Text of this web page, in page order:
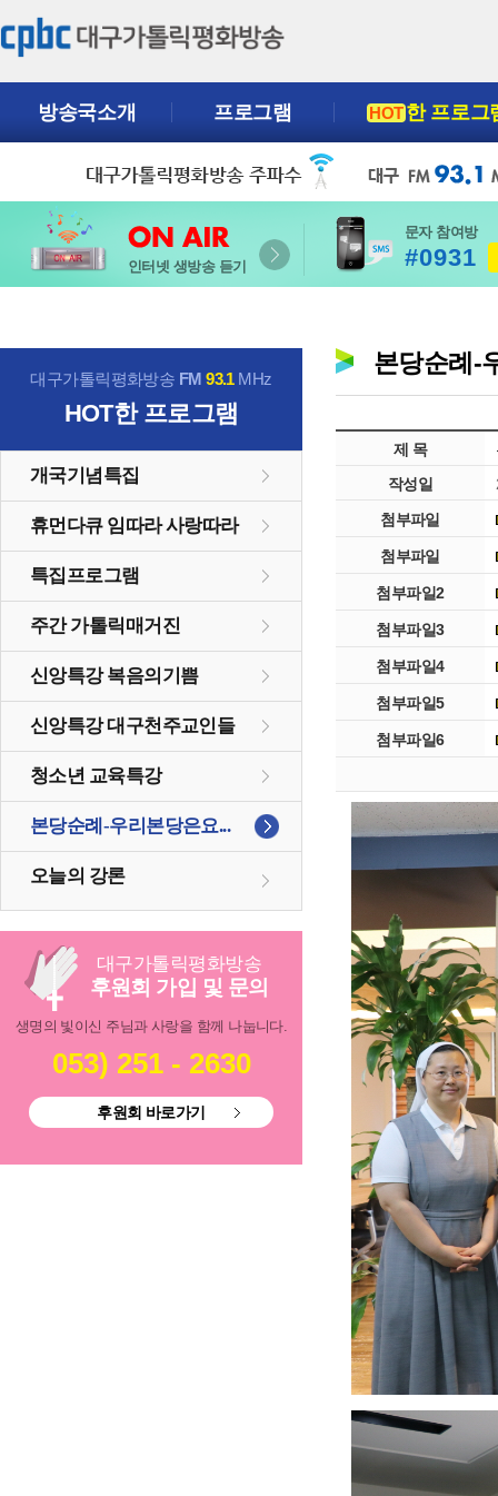
방송국소개 프로그램 HOT한 프로그
인터넷 생방송 듣기
문자 참여방
#0931
대구가톨릭평화방송 FM93.1MHz
HOT한 프로그램
개국기념특집
휴먼다큐 임따라 사랑따라
특집프로그램
주간 가톨릭매거진
신앙특강 복음의기쁨
신앙특강 대구천주교인들
청소년 교육특강
본당순례-우리본당은요...
오늘의 강론
대구가톨릭평화방송
후원회 가입 및 문의
생명의 빛이신 주님과 사랑을 함께 나눕니다.
053) 251 - 2630
후원회 바로가기
본당순례-
제 목
작성일
첨부파일
첨부파일
첨부파일2
첨부파일3
첨부파일4
첨부파일5
첨부파일6